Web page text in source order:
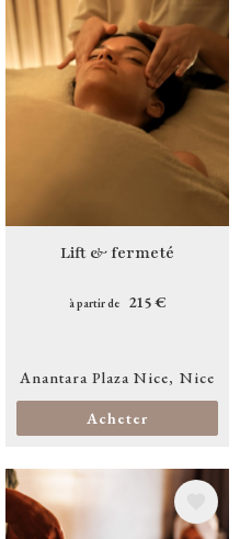
Lift & fermeté
à partir de 215 €
Anantara Plaza Nice Nice
Acheter
Image